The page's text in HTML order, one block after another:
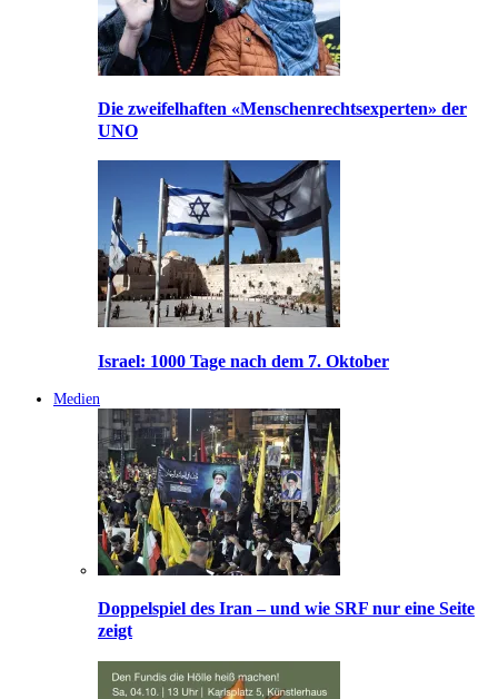
Die zweifelhaften «Menschenrechtsexperten» der
UNO
Israel: 1000 Tage nach dem 7. Oktober
Medien
Doppelspiel des Iran – und wie SRF nur eine Seite
zeigt